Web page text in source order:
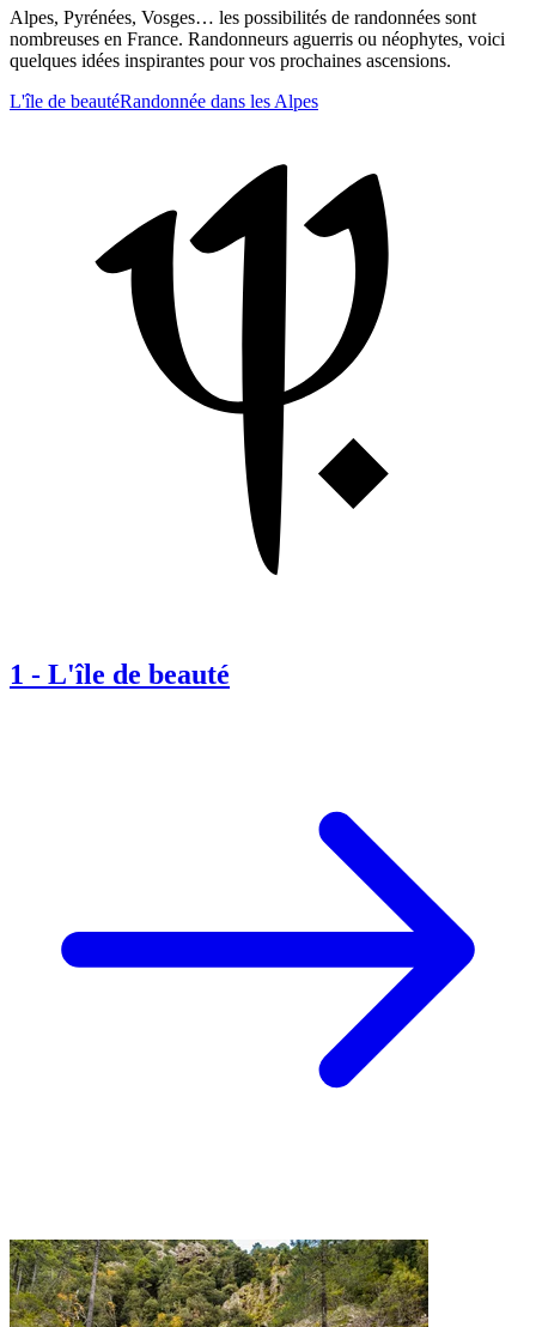
Alpes, Pyrénées, Vosges… les possibilités de randonnées sont
nombreuses en France. Randonneurs aguerris ou néophytes, voici
quelques idées inspirantes pour vos prochaines ascensions.
L'île de beautéRandonnée dans les Alpes
1 - L'île de beauté